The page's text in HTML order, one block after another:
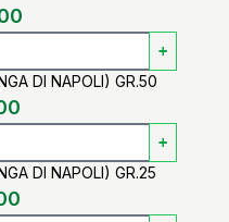
+
DI NAPOLI) GR.50
+
DI NAPOLI) GR.25